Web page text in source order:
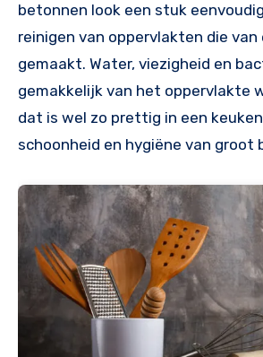
betonnen look een stuk
reinigen van oppervlakten die
gemaakt. Water, viezigheid en
gemakkelijk van het oppervlakte
dat is wel zo prettig in een
schoonheid en hygiëne van groot